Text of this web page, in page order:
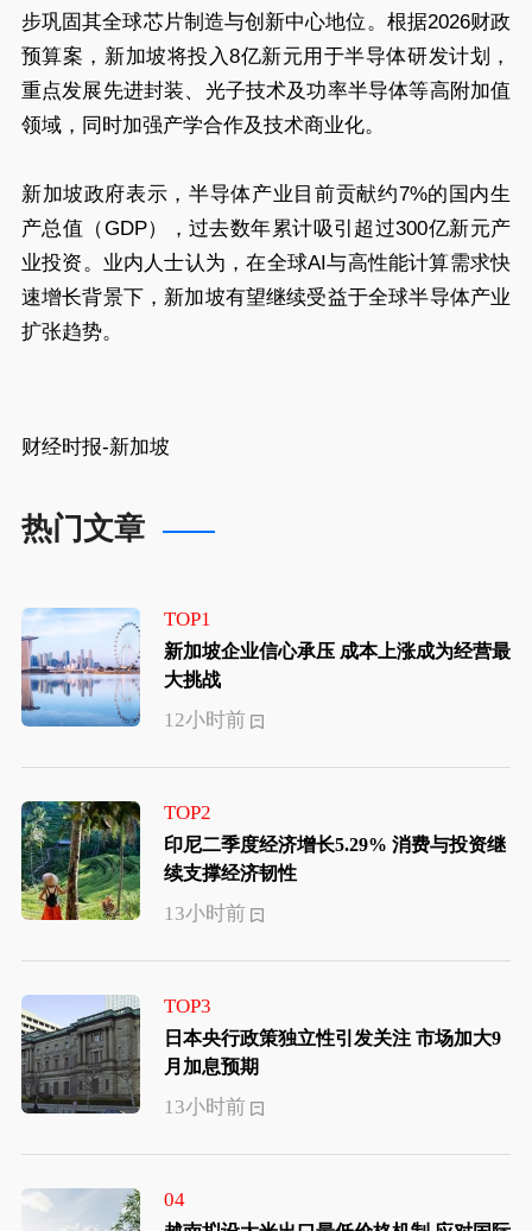
步巩固其全球芯片制造与创新中心地位。根据2026财政
预算案，新加坡将投入8亿新元用于半导体研发计划，
重点发展先进封装、光子技术及功率半导体等高附加值
领域，同时加强产学合作及技术商业化。
新加坡政府表示，半导体产业目前贡献约7%的国内生
产总值（GDP），过去数年累计吸引超过300亿新元产
业投资。业内人士认为，在全球AI与高性能计算需求快
速增长背景下，新加坡有望继续受益于全球半导体产业
扩张趋势。
财经时报-新加坡
热门文章
TOP1
新加坡企业信心承压 成本上涨成为经营最
大挑战
12小时前
TOP2
印尼二季度经济增长5.29% 消费与投资继
续支撑经济韧性
13小时前
TOP3
日本央行政策独立性引发关注 市场加大9
月加息预期
13小时前
04